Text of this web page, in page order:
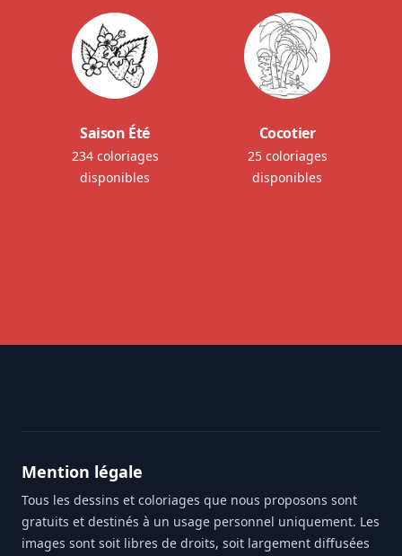
Saison Été
234 coloriages
disponibles
Cocotier
25 coloriages
disponibles
Mention légale
Tous les dessins et coloriages que nous proposons sont
gratuits et destinés à un usage personnel uniquement. Les
images sont soit libres de droits, soit largement diffusées